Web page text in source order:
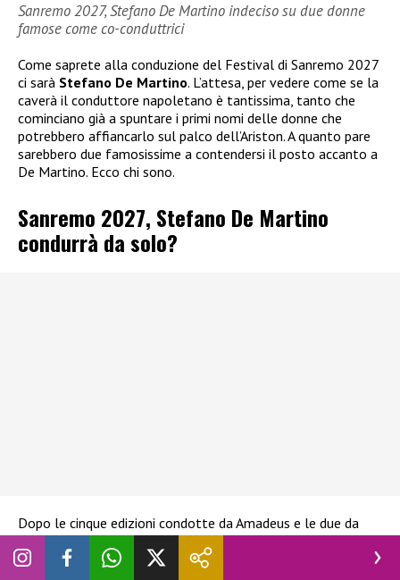
Sanremo 2027, Stefano De Martino indeciso su due donne
famose come co-conduttrici
Come saprete alla conduzione del Festival di Sanremo 2027
ci sarà Stefano De Martino. L’attesa, per vedere come se la
caverà il conduttore napoletano è tantissima, tanto che
cominciano già a spuntare i primi nomi delle donne che
potrebbero affiancarlo sul palco dell’Ariston. A quanto pare
sarebbero due famosissime a contendersi il posto accanto a
De Martino. Ecco chi sono.
Sanremo 2027, Stefano De Martino
condurrà da solo?
Dopo le cinque edizioni condotte da Amadeus e le due da
Carlo Conti Sanremo si prepara a unasvolta storica. A
condurre la kermesse musicale nel 2027 sarà, come tutti